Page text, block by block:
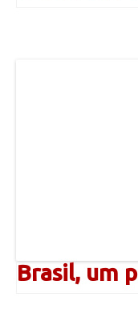
Brasil, um